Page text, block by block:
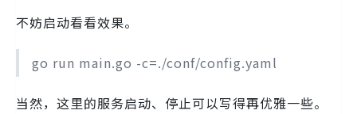
不妨启动看看效果。
go run main.go -c=./conf/config.yaml
当然，这里的服务启动、停止可以写得再优雅一些。